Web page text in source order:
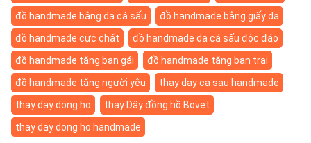
đồ handmade bằng da cá sấu
đồ handmade bằng giấy da
đồ handmade cực chất
đồ handmade da cá sấu độc đáo
đồ handmade tặng bạn gái
đồ handmade tặng bạn trai
đồ handmade tặng người yêu
thay day ca sau handmade
thay day dong ho
thay Dây đồng hồ Bovet
thay day dong ho handmade